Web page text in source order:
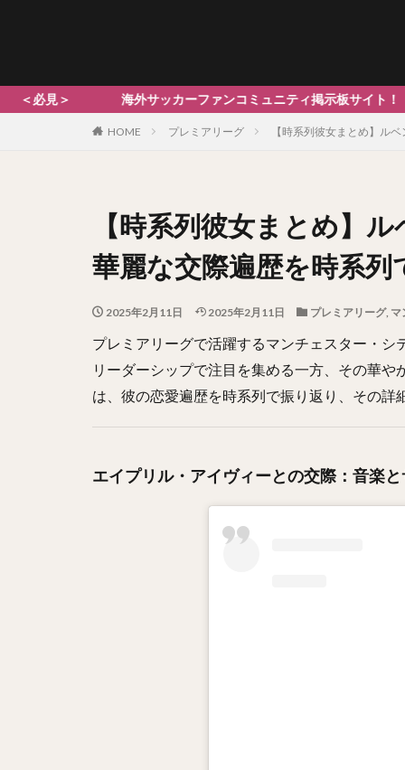
ッカーファンコミュニティ掲示板サイト！ 各チームの
HOME プレミアリーグ 【時系列彼女まとめ】ル
【時系列彼女まとめ】
華麗な交際遍歴を時系列
2025年2月11日 2025年2月11日 プレミアリーグ, マ
プレミアリーグで活躍するマンチェスター・
リーダーシップで注目を集める一方、その華
は、彼の恋愛遍歴を時系列で振り返り、その詳
エイプリル・アイヴィーとの交際：音楽